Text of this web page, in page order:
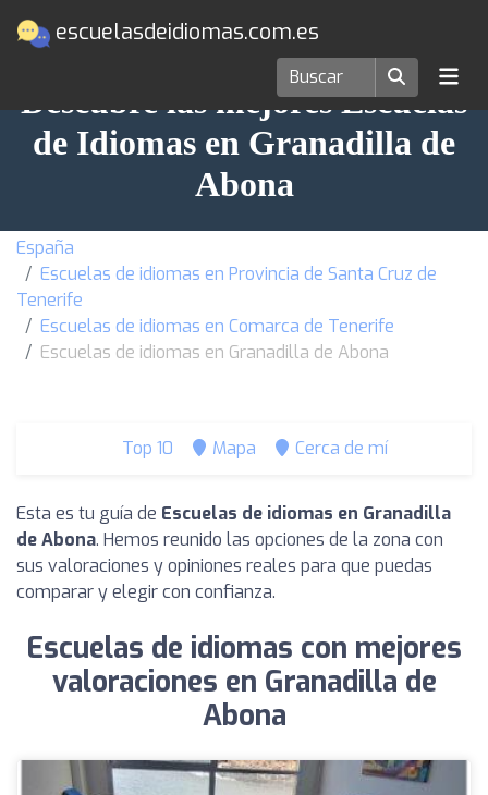
escuelasdeidiomas.com.es
Descubre las mejores Escuelas
de Idiomas en Granadilla de
Abona
España
Escuelas de idiomas en Provincia de Santa Cruz de
Tenerife
Escuelas de idiomas en Comarca de Tenerife
Escuelas de idiomas en Granadilla de Abona
Top 10 Mapa Cerca de mí
Esta es tu guía de Escuelas de idiomas en Granadilla
de Abona. Hemos reunido las opciones de la zona con
sus valoraciones y opiniones reales para que puedas
comparar y elegir con confianza.
Escuelas de idiomas con mejores
valoraciones en Granadilla de
Abona